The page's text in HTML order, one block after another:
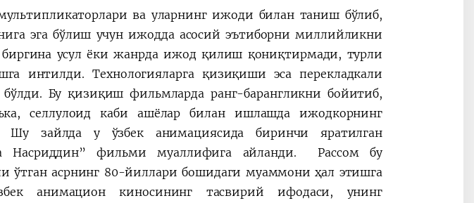
ва уларнинг ижоди билан таниш бўлиб,
эга бўлиш учун ижодда асосий эътиборни миллийликни
усул ёки жанрда ижод қилиш қониқтирмади, турли
интилди. Технологияларга қизиқиши эса перекладкали
бўлди. Бу қизиқиш фильмларда ранг-барангликни бойитиб,
селлулоид каби ашёлар билан ишлашда ижодкорнинг
Шу зайлда у ўзбек анимациясида биринчи яратилган
Насриддин” фильми муаллифига айланди. Рассом бу
ўтган асрнинг 80-йиллари бошидаги муаммони ҳал этишга
анимацион киносининг тасвирий ифодаси, унинг